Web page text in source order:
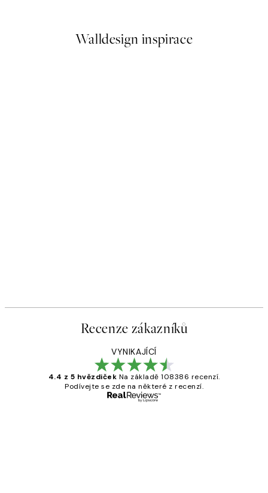
Walldesign inspirace
Recenze zákazníků
VYNIKAJÍCÍ
4.4 z 5 hvězdiček Na základě 108386 recenzí.
Podívejte se zde na některé z recenzí.